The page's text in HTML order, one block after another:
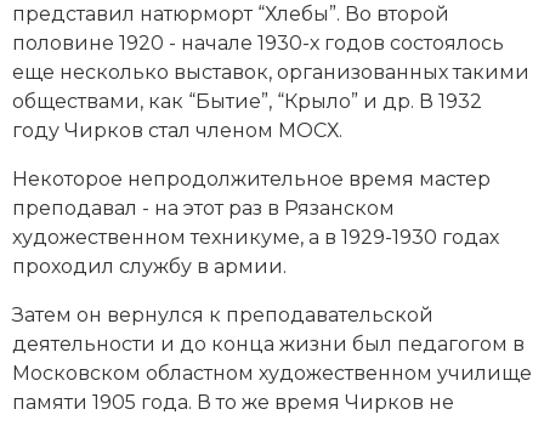
Политическая история
Революции и народные движения
Религия и церковь
Северная Америка
Специальные исторические дисциплины
СССР
представил натюрморт “Хлебы”. Во второй
половине 1920 - начале 1930-х годов состоялось
еще несколько выставок, организованных такими
обществами, как “Бытие”, “Крыло” и др. В 1932
году Чирков стал членом МОСХ.
Некоторое непродолжительное время мастер
преподавал - на этот раз в Рязанском
художественном техникуме, а в 1929-1930 годах
проходил службу в армии.
Затем он вернулся к преподавательской
деятельности и до конца жизни был педагогом в
Московском областном художественном училище
памяти 1905 года. В то же время Чирков не